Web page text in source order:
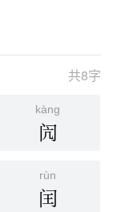
共8字
kàng
闶
rùn
闰